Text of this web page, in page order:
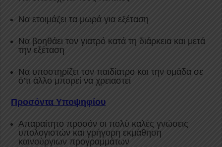
Να ετοιμάζει τα μωρά για εξέταση
Να βοηθάει τον γιατρό κατά τη διάρκεια και μετά
την εξέταση
Να υποστηρίζει τον παιδίατρο και την ομάδα σε
ό’τι άλλο μπορεί να χρειαστεί
Προσόντα Υποψηφίου
Απαραίτητο προσόν οι πολύ καλές γνώσεις
υπολογιστών και γρήγορη εκμάθηση
καινούργιων προγραμμάτων